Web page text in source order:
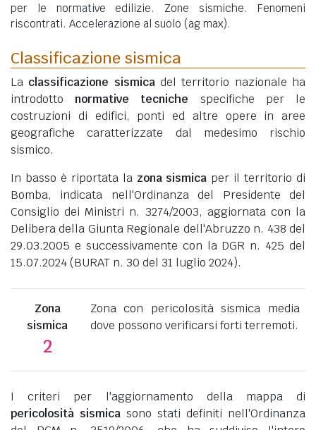
per le normative edilizie. Zone sismiche. Fenomeni
riscontrati. Accelerazione al suolo (ag max).
Classificazione sismica
La classificazione sismicadel territorio nazionale ha
introdotto normative tecniche specifiche per le
costruzioni di edifici, ponti ed altre opere in aree
geografiche caratterizzate dal medesimo rischio
sismico.
In basso è riportata la zona sismica per il territorio di
Bomba, indicata nell'Ordinanza del Presidente del
Consiglio dei Ministri n. 3274/2003, aggiornata con la
Delibera della Giunta Regionale dell'Abruzzo n. 438 del
29.03.2005 e successivamente con la DGR n. 425 del
15.07.2024 (BURAT n. 30 del 31 luglio 2024).
Zona
sismica
2
Zona con pericolosità sismica media
dove possono verificarsi forti terremoti.
I criteri per l'aggiornamento della mappa di
pericolosità sismica sono stati definiti nell'Ordinanza